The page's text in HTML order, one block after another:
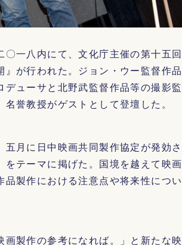
一八内にて、文化庁主催の第十五回
が行われた。ジョン・ウー監督作品
ューサと北野武監督作品等の撮影監
誉教授がゲストとして登壇した。
月に日中映画共同製作協定が発効さ
テーマに掲げた。国境を越えて映画
製作における注意点や将来性につい
製作の参考になれば。」と新たな映